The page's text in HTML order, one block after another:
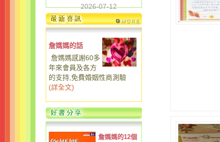
2026-07-12
詹媽媽的話
詹媽媽感謝60多
年來會員及各方
的支持,免費婚姻性商測驗
(詳全文)
詹媽媽的12個